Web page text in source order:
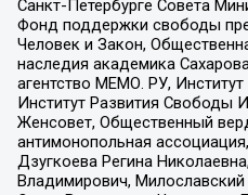
Санкт-Петербурге Совета
Фонд поддержки свободы
Человек и Закон,
наследия академика
агентство МЕМО. РУ,
Институт Развития Свободы
Женсовет, Общественный
антимонопольная
Дзугкоева Регина
Владимирович,